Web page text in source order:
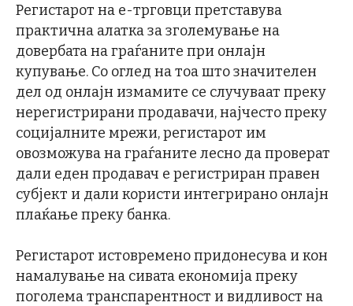
Регистарот на е-трговци претставува
практична алатка за зголемување на
довербата на граѓаните при онлајн
купување. Со оглед на тоа што значителен
дел од онлајн измамите се случуваат преку
нерегистрирани продавачи, најчесто преку
социјалните мрежи, регистарот им
овозможува на граѓаните лесно да проверат
дали еден продавач е регистриран правен
субјект и дали користи интегрирано онлајн
плаќање преку банка.
Регистарот истовремено придонесува и кон
намалување на сивата економија преку
поголема транспарентност и видливост на